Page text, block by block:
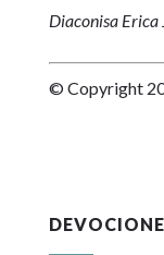
Diaconisa Erica
© Copyright